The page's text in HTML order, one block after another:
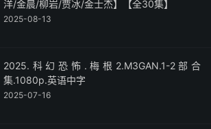
洋/金晨/柳岩/贾冰/金士杰】【全30集】
2025-08-13
2025.科幻恐怖.梅根2.M3GAN.1-2部合
集.1080p.英语中字
2025-07-16